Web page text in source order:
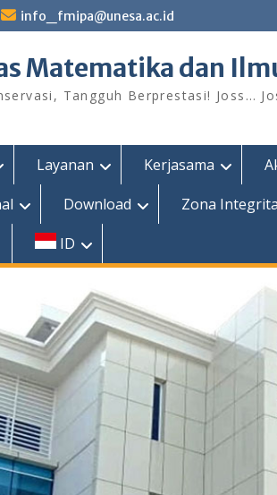
info_fmipa@unesa.ac.id
Matematika dan
Tangguh Berprestasi! Joss…
Layanan Kerjasama
Download Zona
ID